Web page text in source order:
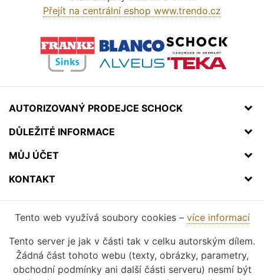
Přejít na centrální eshop www.trendo.cz
AUTORIZOVANÝ PRODEJCE SCHOCK
DŮLEŽITÉ INFORMACE
MŮJ ÚČET
KONTAKT
Tento web využívá soubory cookies – více informací
Tento server je jak v části tak v celku autorským dílem.
Žádná část tohoto webu (texty, obrázky, parametry,
obchodní podmínky ani další části serveru) nesmí být